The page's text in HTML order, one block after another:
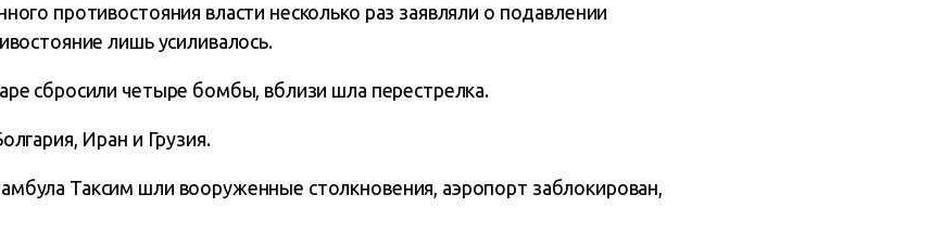
противостояния власти несколько раз заявляли о подавлении
лишь усиливалось.
сбросили четыре бомбы, вблизи шла перестрелка.
Иран и Грузия.
Таксим шли вооруженные столкновения, аэропорт заблокирован,